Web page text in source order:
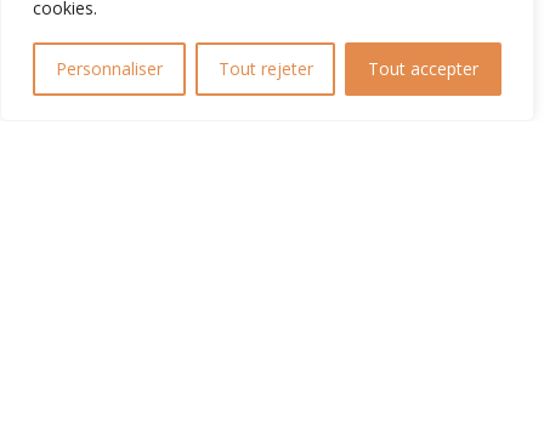
cookies.
Personnaliser Tout rejeter Tout accepter